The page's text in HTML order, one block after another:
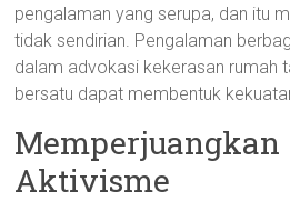
pengalaman yang serupa, dan itu
tidak sendirian. Pengalaman
dalam advokasi kekerasan rumah
bersatu dapat membentuk
Memperjuangkan
Aktivisme